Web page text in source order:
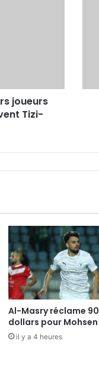
joueurs
Tizi-
Al-Masry réclame
dollars pour Mohsen
il y a 4 heures